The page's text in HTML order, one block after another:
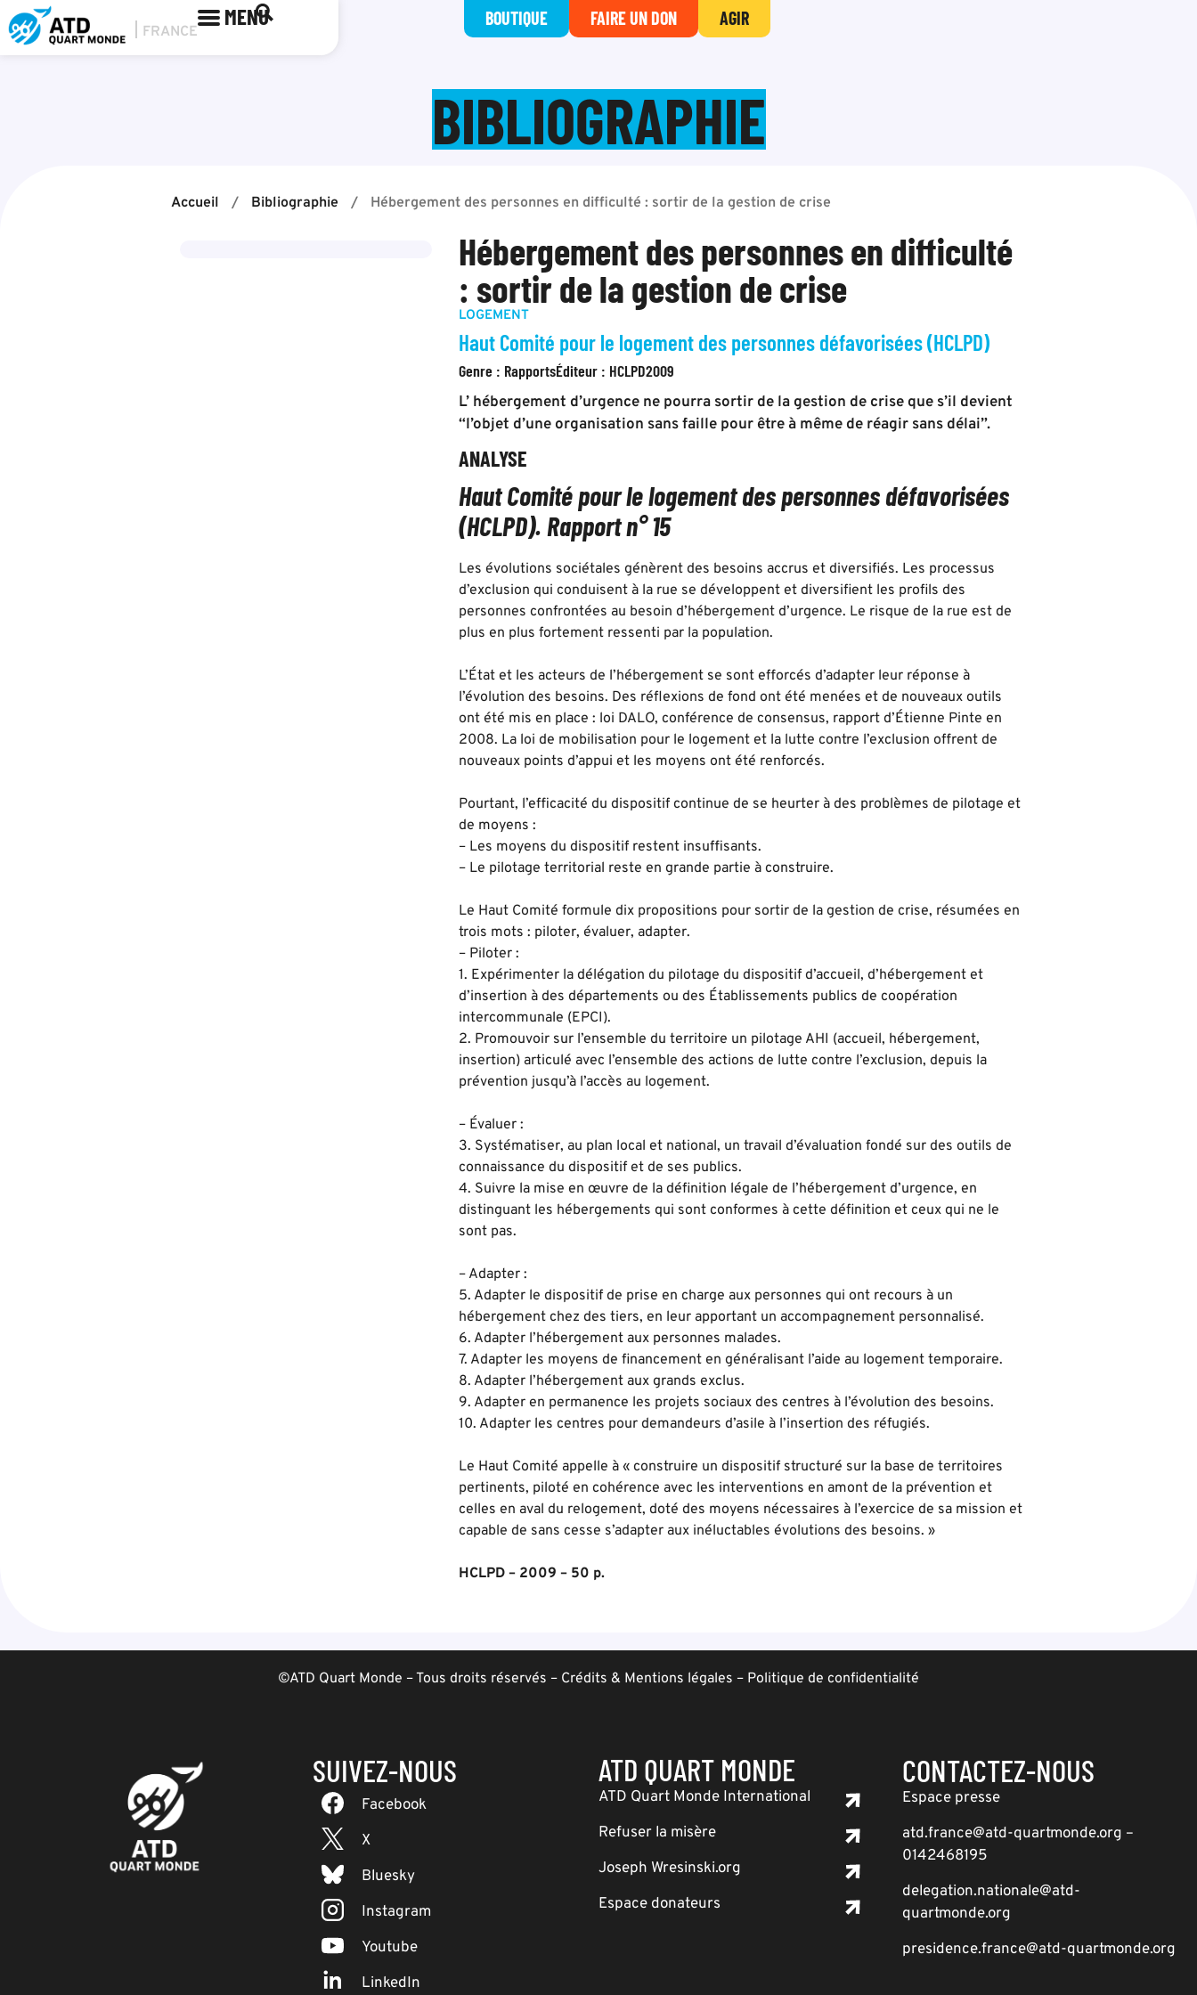
MENU BOUTIQUE FAIRE UN DON AGIR
BIBLIOGRAPHIE
Accueil / Bibliographie / Hébergement des personnes en difficulté : sortir de la gestion de crise
Hébergement des personnes en difficulté
: sortir de la gestion de crise
LOGEMENT
Haut Comité pour le logement des personnes défavorisées (HCLPD)
Genre : RapportsÉditeur : HCLPD2009
L’ hébergement d’urgence ne pourra sortir de la gestion de crise que s’il devient
“l’objet d’une organisation sans faille pour être à même de réagir sans délai”.
ANALYSE
Haut Comité pour le logement des personnes défavorisées
(HCLPD). Rapport n° 15
Les évolutions sociétales génèrent des besoins accrus et diversifiés. Les processus
d’exclusion qui conduisent à la rue se développent et diversifient les profils des
personnes confrontées au besoin d’hébergement d’urgence. Le risque de la rue est de
plus en plus fortement ressenti par la population.
L’État et les acteurs de l’hébergement se sont efforcés d’adapter leur réponse à
l’évolution des besoins. Des réflexions de fond ont été menées et de nouveaux outils
ont été mis en place : loi DALO, conférence de consensus, rapport d’Étienne Pinte en
2008. La loi de mobilisation pour le logement et la lutte contre l’exclusion offrent de
nouveaux points d’appui et les moyens ont été renforcés.
Pourtant, l’efficacité du dispositif continue de se heurter à des problèmes de pilotage et
de moyens :
– Les moyens du dispositif restent insuffisants.
– Le pilotage territorial reste en grande partie à construire.
Le Haut Comité formule dix propositions pour sortir de la gestion de crise, résumées en
trois mots : piloter, évaluer, adapter.
– Piloter :
1. Expérimenter la délégation du pilotage du dispositif d’accueil, d’hébergement et
d’insertion à des départements ou des Établissements publics de coopération
intercommunale (EPCI).
2. Promouvoir sur l’ensemble du territoire un pilotage AHI (accueil, hébergement,
insertion) articulé avec l’ensemble des actions de lutte contre l’exclusion, depuis la
prévention jusqu’à l’accès au logement.
– Évaluer :
3. Systématiser, au plan local et national, un travail d’évaluation fondé sur des outils de
connaissance du dispositif et de ses publics.
4. Suivre la mise en œuvre de la définition légale de l’hébergement d’urgence, en
distinguant les hébergements qui sont conformes à cette définition et ceux qui ne le
sont pas.
– Adapter :
5. Adapter le dispositif de prise en charge aux personnes qui ont recours à un
hébergement chez des tiers, en leur apportant un accompagnement personnalisé.
6. Adapter l’hébergement aux personnes malades.
7. Adapter les moyens de financement en généralisant l’aide au logement temporaire.
8. Adapter l’hébergement aux grands exclus.
9. Adapter en permanence les projets sociaux des centres à l’évolution des besoins.
10. Adapter les centres pour demandeurs d’asile à l’insertion des réfugiés.
Le Haut Comité appelle à « construire un dispositif structuré sur la base de territoires
pertinents, piloté en cohérence avec les interventions en amont de la prévention et
celles en aval du relogement, doté des moyens nécessaires à l’exercice de sa mission et
capable de sans cesse s’adapter aux inéluctables évolutions des besoins. »
HCLPD – 2009 – 50 p.
©ATD Quart Monde – Tous droits réservés – Crédits & Mentions légales – Politique de confidentialité
SUIVEZ-NOUS
Facebook
X
Bluesky
Instagram
Youtube
LinkedIn
ATD QUART MONDE
ATD Quart Monde International
Refuser la misère
Joseph Wresinski.org
Espace donateurs
CONTACTEZ-NOUS
Espace presse
atd.france@atd-quartmonde.org –
0142468195
delegation.nationale@atd-
quartmonde.org
presidence.france@atd-quartmonde.org